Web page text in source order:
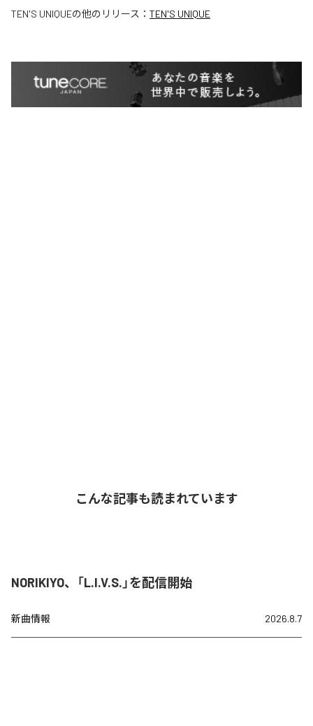
TEN'S UNIQUEの他のリリース： TEN'S UNIQUE
こんな記事も読まれています
NORIKIYO、「L.I.V.S.」を配信開始
新曲情報 2026.8.7